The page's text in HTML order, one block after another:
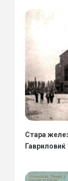
Стара
Гавриловиќ